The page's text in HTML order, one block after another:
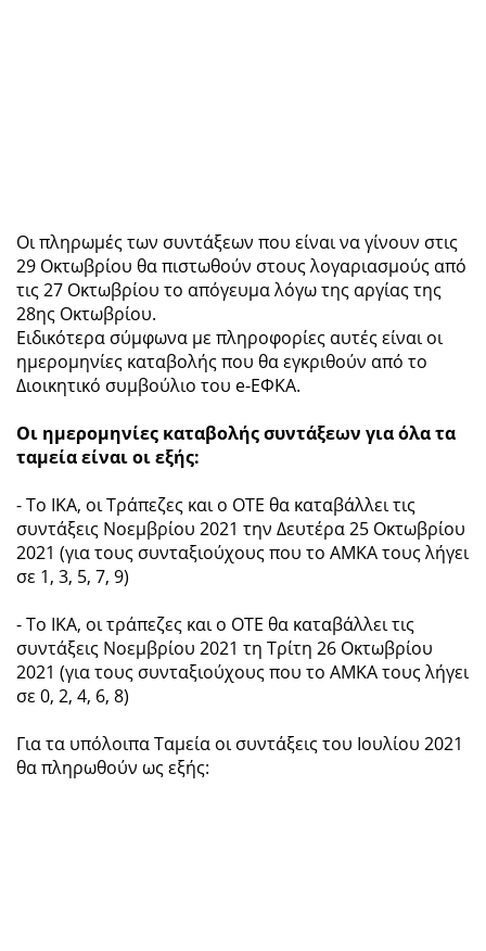
Οι πληρωμές των συντάξεων που είναι να γίνουν στις
29 Οκτωβρίου θα πιστωθούν στους λογαριασμούς από
τις 27 Οκτωβρίου το απόγευμα λόγω της αργίας της
28ης Οκτωβρίου.
Ειδικότερα σύμφωνα με πληροφορίες αυτές είναι οι
ημερομηνίες καταβολής που θα εγκριθούν από το
Διοικητικό συμβούλιο του e-ΕΦΚΑ.
Οι ημερομηνίες καταβολής συντάξεων για όλα τα
ταμεία είναι οι εξής:
- Το ΙΚΑ, οι Τράπεζες και ο ΟΤΕ θα καταβάλλει τις
συντάξεις Νοεμβρίου 2021 την Δευτέρα 25 Οκτωβρίου
2021 (για τους συνταξιούχους που το ΑΜΚΑ τους λήγει
σε 1, 3, 5, 7, 9)
- Το ΙΚΑ, οι τράπεζες και ο ΟΤΕ θα καταβάλλει τις
συντάξεις Νοεμβρίου 2021 τη Τρίτη 26 Οκτωβρίου
2021 (για τους συνταξιούχους που το ΑΜΚΑ τους λήγει
σε 0, 2, 4, 6, 8)
Για τα υπόλοιπα Ταμεία οι συντάξεις του Ιουλίου 2021
θα πληρωθούν ως εξής: